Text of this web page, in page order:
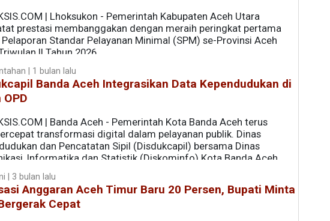
| Lhoksukon - Pemerintah Kabupaten Aceh Utara
prestasi membanggakan dengan meraih peringkat pertama
Standar Pelayanan Minimal (SPM) se-Provinsi Aceh
II Tahun 2026.
| 1 bulan lalu
Banda Aceh Integrasikan Data Kependudukan di
OPD
| Banda Aceh - Pemerintah Kota Banda Aceh terus
transformasi digital dalam pelayanan publik. Dinas
dan Pencatatan Sipil (Disdukcapil) bersama Dinas
Informatika dan Statistik (Diskominfo) Kota Banda Aceh
di enam Organisasi Perangkat Daerah (OPD).
| 3 bulan lalu
Anggaran Aceh Timur Baru 20 Persen, Bupati Minta
Cepat